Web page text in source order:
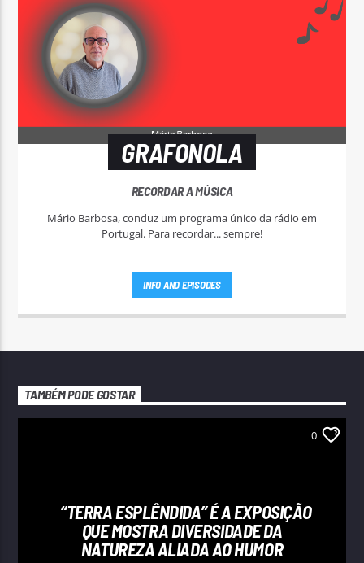
GRAFONOLA
RECORDAR A MÚSICA
Mário Barbosa, conduz um programa único da rádio em
Portugal. Para recordar... sempre!
INFO AND EPISODES
TAMBÉM PODE GOSTAR
0
“TERRA ESPLÊNDIDA” É A EXPOSIÇÃO
QUE MOSTRA DIVERSIDADE DA
NATUREZA ALIADA AO HUMOR